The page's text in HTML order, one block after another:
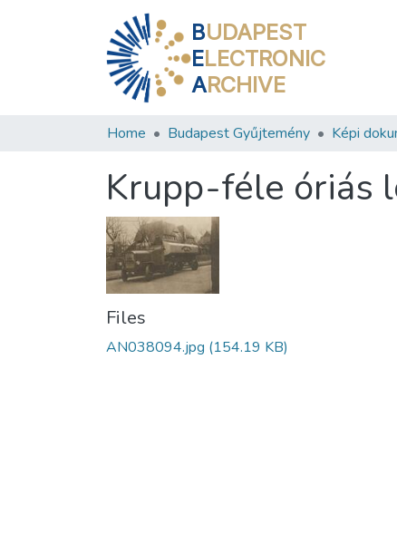
BUDAPEST
ELECTRONIC
ARCHIVE
Home Budapest Gyűjtemény Képi
Krupp-féle óriás
Files
AN038094.jpg (154.19 KB)